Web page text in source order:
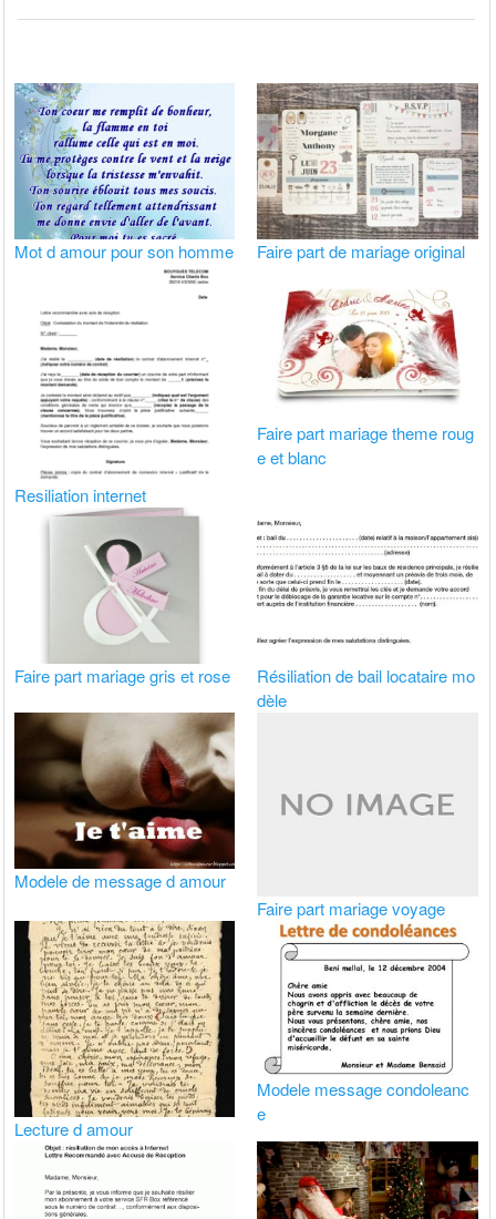
Mot d amour pour son homme Faire part de mariage original
Resiliation internet
Faire part mariage theme roug
e et blanc
Faire part mariage gris et rose
Résiliation de bail locataire mo
dèle
Modele de message d amour
Faire part mariage voyage
Lecture d amour
Modele message condoleanc
e